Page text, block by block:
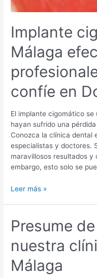
Implante
Málaga
confíe en
El implante cigomático
hayan sufrido una
Conozca la clínica dental
especialistas y doctores.
maravillosos resultados y
embargo, esto solo se
Implante
Málaga
efectuado
por
profesionales
médicos,
confíe
Leer más »
Presume
nuestra
Málaga